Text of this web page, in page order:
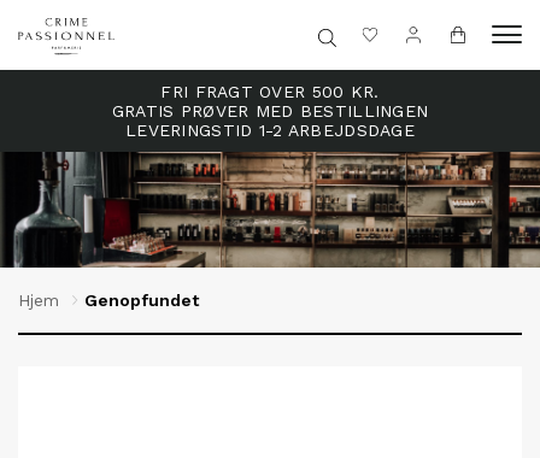
FRI FRAGT OVER 500 KR.
GRATIS PRØVER MED BESTILLINGEN
LEVERINGSTID 1-2 ARBEJDSDAGE
Hjem Genopfundet